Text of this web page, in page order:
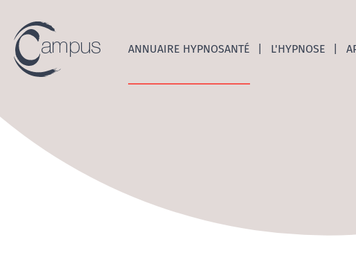
ANNUAIRE HYPNOSANTÉ L'HYPNOSE